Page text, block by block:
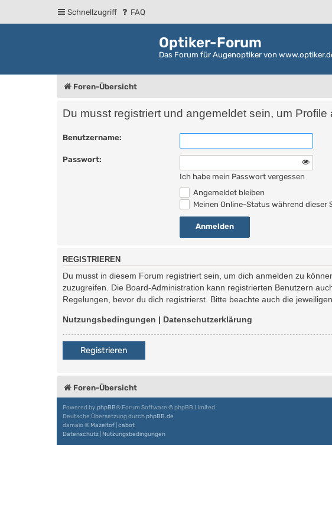
Schnellzugriff FAQ
Optiker-Forum
Das Forum für Augenoptiker von
Foren-Übersicht
Du musst registriert und angemeldet sein, um
Benutzername:
Passwort:
Ich habe mein Passwort vergessen
Angemeldet bleiben
Meinen Online-Status während dieser
REGISTRIEREN
Du musst in diesem Forum registriert sein, um dich anmelden zu
zuzugreifen. Die Board-Administration kann registrierten Benutzern
Regelungen, bevor du dich registrierst. Bitte beachte auch die
Nutzungsbedingungen | Datenschutzerklärung
Registrieren
Foren-Übersicht
Powered by phpBB® Forum Software © phpBB Limited
Deutsche Übersetzung durchphpBB.de
damaïo © Mazeltof cabot
Datenschutz Nutzungsbedingungen